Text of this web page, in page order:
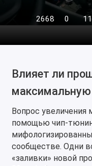
2668 0
Влияет ли
максимальную
Вопрос увеличения
помощью чип-
сообществе. Одни
«заливки» новой